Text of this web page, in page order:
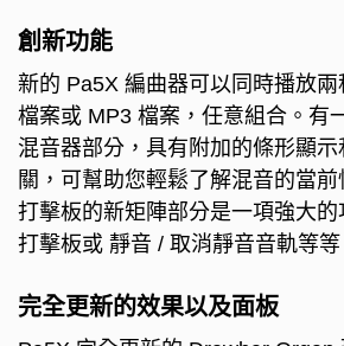
創新功能
新的 Pa5X 編曲器可以同時播放
檔案或 MP3 檔案，任意組合。 有
混音器部分，具有附加的條形顯
關，可幫助您輕鬆了解混音的當前
打擊板的新矩陣部分是一項強大
打擊板或 靜音 / 取消靜音音軌等等
完全更新的效果以及面板